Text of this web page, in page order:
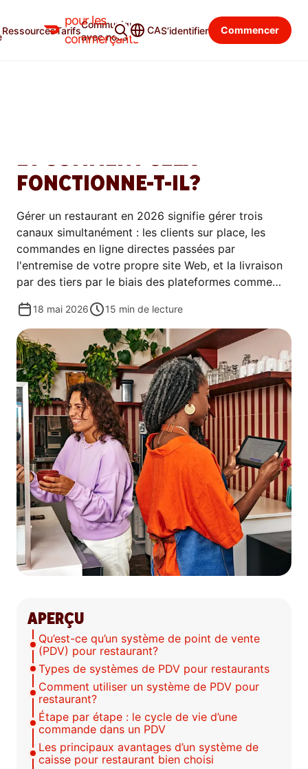
pour les
commerçants
RessourcesTarifs
Communiquer
avec nous
CAS’identifier Commencer
Blogue du commerçant Catégories
ET COMMENT CELA
FONCTIONNE-T-IL?
Gérer un restaurant en 2026 signifie gérer trois
canaux simultanément : les clients sur place, les
commandes en ligne directes passées par
l'entremise de votre propre site Web, et la livraison
par des tiers par le biais des plateformes comme
vente (PDV) est l’outil central qui relie tout cela. Un
système de PDV moderne pour restaurant n’est plus
qu’une simple caisse enregistreuse; c’est un véritable
centre d’opérations qui gère l’ensemble du cycle de
vie d’une commande, peu importe d’où elle provient.
18 mai 2026 15 min de lecture
APERÇU
Qu’est-ce qu’un système de point de vente
(PDV) pour restaurant?
Types de systèmes de PDV pour restaurants
Comment utiliser un système de PDV pour
restaurant?
Étape par étape : le cycle de vie d’une
commande dans un PDV
Les principaux avantages d’un système de
caisse pour restaurant bien choisi